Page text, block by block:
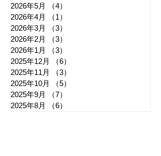
2026年5月
（4）
2026年4月
（1）
2026年3月
（3）
2026年2月
（3）
2026年1月
（3）
2025年12月
（6）
2025年11月
（3）
2025年10月
（5）
2025年9月
（7）
2025年8月
（6）